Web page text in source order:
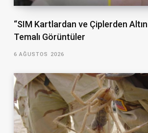
“SIM Kartlardan ve Çiplerden Altın
Temalı Görüntüler
6 AĞUSTOS 2026